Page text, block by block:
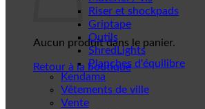
Aucun produit dans le panier.
Retour à la boutique
Riser et shockpads
Griptape
Outils
ShredLights
Planches d'équilibre
Kendama
Vêtements de ville
Vente